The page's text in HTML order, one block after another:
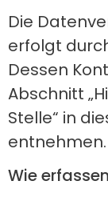
Die
erfolgt
Dessen
Abschnitt
Stelle“ in
entnehmen.
Wie